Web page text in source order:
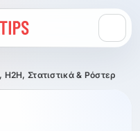
Στατιστικά & Ρόστερ